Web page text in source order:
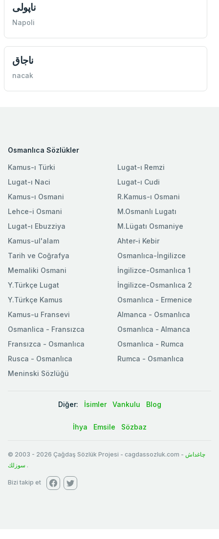
ناپولی
Napoli
ناجاق
nacak
Osmanlıca Sözlükler
Kamus-ı Türki
Lugat-ı Naci
Kamus-ı Osmani
Lehce-i Osmani
Lugat-ı Ebuzziya
Lugat-ı Remzi
Lugat-ı Cudi
R.Kamus-ı Osmani
M.Osmanlı Lugatı
M.Lügatı Osmaniye
Kamus-ul'alam
Tarih ve Coğrafya
Memaliki Osmani
Y.Türkçe Lugat
Y.Türkçe Kamus
Ahter-i Kebir
Osmanlıca-İngilizce
İngilizce-Osmanlıca 1
İngilizce-Osmanlıca 2
Osmanlıca - Ermenice
Kamus-u Fransevi
Osmanlica - Fransızca
Fransızca - Osmanlıca
Rusca - Osmanlıca
Meninski Sözlüğü
Almanca - Osmanlıca
Osmanlıca - Almanca
Osmanlıca - Rumca
Rumca - Osmanlıca
Diğer: İsimler Vankulu Blog
İhya Emsile Sözbaz
© 2003 - 2026 Çağdaş Sözlük Projesi - cagdassozluk.com - چاغداش
سوزلك .
Bizi takip et